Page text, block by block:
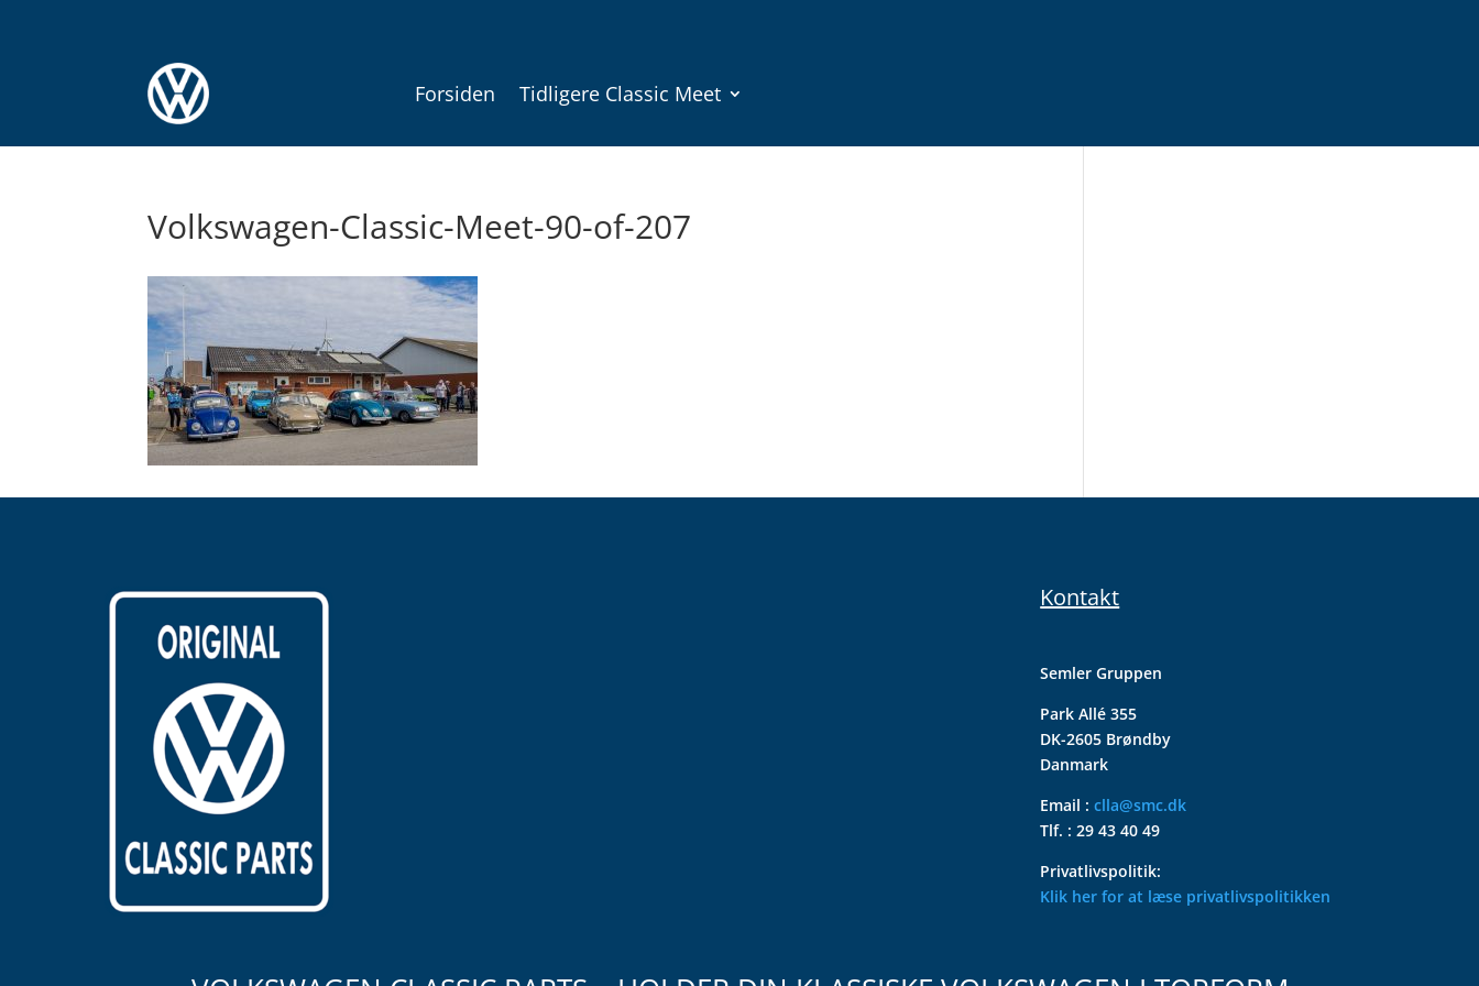
Forsiden Tidligere Classic Meet
Volkswagen-Classic-Meet-90-of-207
Kontakt
Semler Gruppen
Park Allé 355
DK-2605 Brøndby
Danmark
Email :clla@smc.dk
Tlf. : 29 43 40 49
Privatlivspolitik:
Klik her for at læse privatlivspolitikken